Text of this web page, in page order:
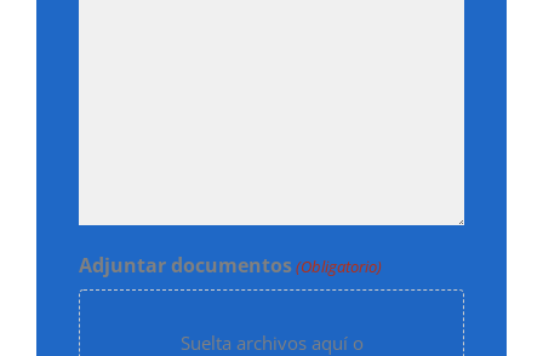
Adjuntar documentos(Obligatorio)
Suelta archivos aquí o